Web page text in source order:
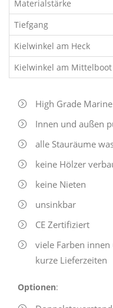
Materialstärke
Tiefgang
Kielwinkel am Heck
Kielwinkel am Mittelboot
High Grade
Innen und außen
alle Stauräume
keine Hölzer
keine Nieten
unsinkbar
CE Zertifiziert
viele Farben
kurze Lieferzeiten
Optionen: